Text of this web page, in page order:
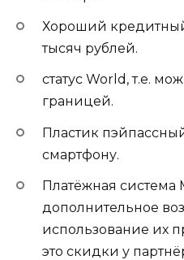
Хороший
тысяч рублей.
статус World, т.е.
границей.
Пластик
смартфону.
Платёжная система
дополнительное
использование их
это скидки у